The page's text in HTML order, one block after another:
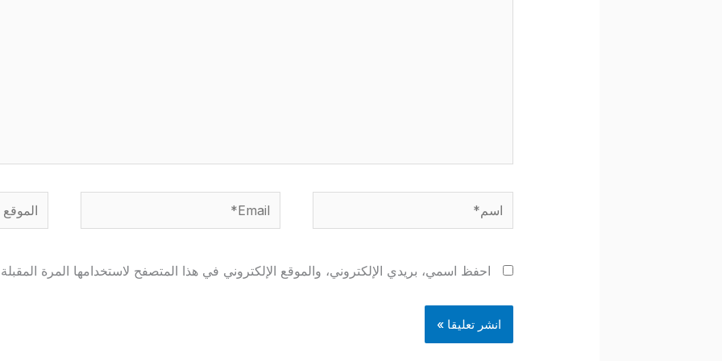
اسم* Email* الموقع
احفظ اسمي، بريدي الإلكتروني، والموقع الإلكتروني في هذا المتصفح لاستخدامها المرة